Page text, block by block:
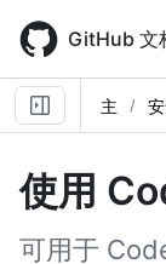
main
content
GitHub 文
主
使用
可用于